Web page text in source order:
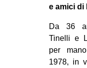
e amici di
Da 36
Tinelli e
per
1978, in